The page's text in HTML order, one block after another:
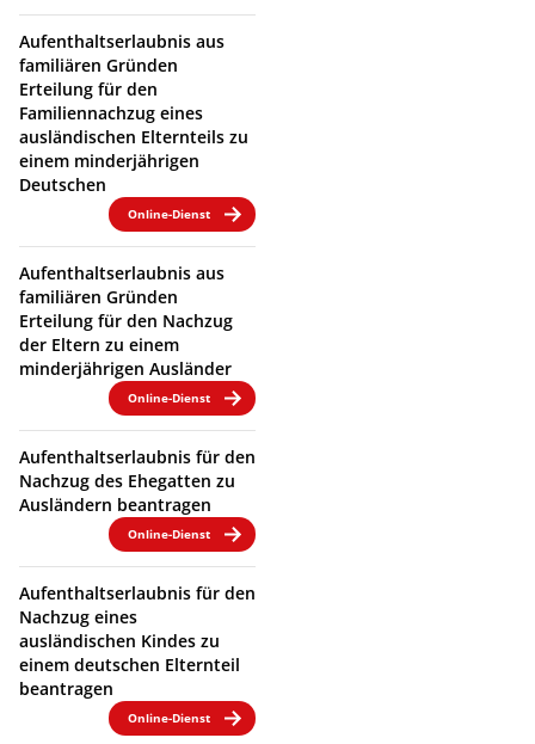
Aufenthaltserlaubnis aus
familiären Gründen
Erteilung für den
Familiennachzug eines
ausländischen Elternteils zu
einem minderjährigen
Deutschen
Online-Dienst
Aufenthaltserlaubnis aus
familiären Gründen
Erteilung für den Nachzug
der Eltern zu einem
minderjährigen Ausländer
Online-Dienst
Aufenthaltserlaubnis für den
Nachzug des Ehegatten zu
Ausländern beantragen
Online-Dienst
Aufenthaltserlaubnis für den
Nachzug eines
ausländischen Kindes zu
einem deutschen Elternteil
beantragen
Online-Dienst